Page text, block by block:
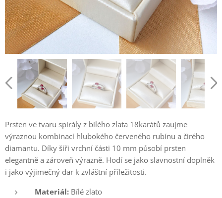
Prsten ve tvaru spirály z bílého zlata 18karátů zaujme
výraznou kombinací hlubokého červeného rubínu a čirého
diamantu. Díky šíři vrchní části 10 mm působí prsten
elegantně a zároveň výrazně. Hodí se jako slavnostní doplněk
i jako výjimečný dar k zvláštní příležitosti.
Materiál: Bílé zlato